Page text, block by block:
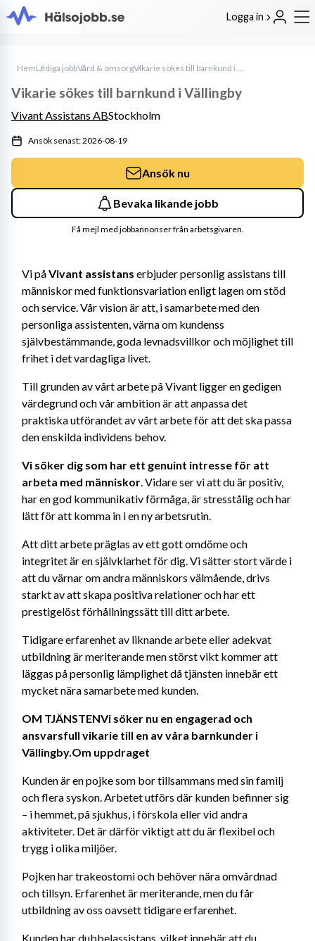
Logga in
HemLediga jobbVård & omsorg Vikarie sökes till barnkund i Vällingby
Vi på Vivant assistans erbjuder personlig assistans till
människor med funktionsvariation enligt lagen om stöd
och service. Vår vision är att, i samarbete med den
personliga assistenten, värna om kundenss
självbestämmande, goda levnadsvillkor och möjlighet till
frihet i det vardagliga livet.
Till grunden av vårt arbete på Vivant ligger en gedigen
värdegrund och vår ambition är att anpassa det
praktiska utförandet av vårt arbete för att det ska passa
den enskilda individens behov.
Vi söker dig som har ett genuint intresse för att
arbeta med människor. Vidare ser vi att du är positiv,
har en god kommunikativ förmåga, är stresstålig och har
lätt för att komma in i en ny arbetsrutin.
Att ditt arbete präglas av ett gott omdöme och
integritet är en självklarhet för dig. Vi sätter stort värde i
att du värnar om andra människors välmående, drivs
starkt av att skapa positiva relationer och har ett
prestigelöst förhållningssätt till ditt arbete.
Tidigare erfarenhet av liknande arbete eller adekvat
utbildning är meriterande men störst vikt kommer att
läggas på personlig lämplighet då tjänsten innebär ett
mycket nära samarbete med kunden.
OM TJÄNSTENVi söker nu en engagerad och
ansvarsfull vikarie till en av våra barnkunder i
Vällingby.Om uppdraget
Kunden är en pojke som bor tillsammans med sin familj
och flera syskon. Arbetet utförs där kunden befinner sig
– i hemmet, på sjukhus, i förskola eller vid andra
aktiviteter. Det är därför viktigt att du är flexibel och
trygg i olika miljöer.
Pojken har trakeostomi och behöver nära omvårdnad
och tillsyn. Erfarenhet är meriterande, men du får
utbildning av oss oavsett tidigare erfarenhet.
Kunden har dubbelassistans, vilket innebär att du
Vikarie sökes till barnkund i Vällingby
Vivant Assistans ABStockholm
Ansök senast: 2026-08-19
Ansök nu
Bevaka likande jobb
Få mejl med jobbannonser från arbetsgivaren.